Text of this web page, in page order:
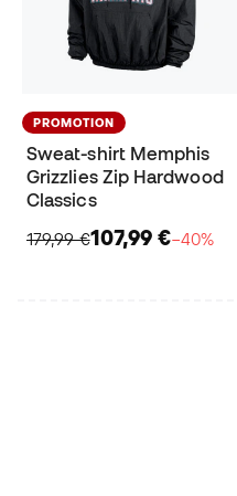
PROMOTION
Sweat-shirt Memphis
Grizzlies Zip Hardwood
Classics
179,99 €107,99 €−40%